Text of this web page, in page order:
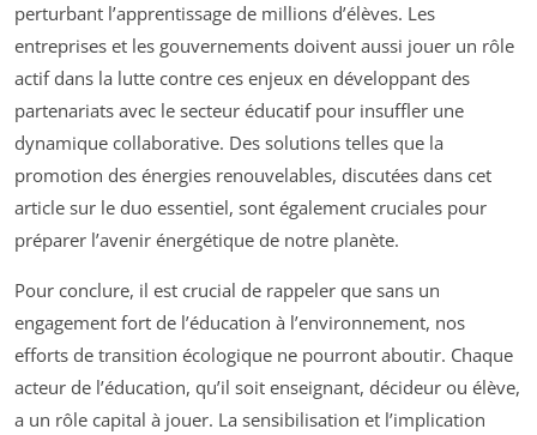
perturbant l’apprentissage de millions d’élèves. Les
entreprises et les gouvernements doivent aussi jouer un rôle
actif dans la lutte contre ces enjeux en développant des
partenariats avec le secteur éducatif pour insuffler une
dynamique collaborative. Des solutions telles que la
promotion des énergies renouvelables, discutées dans cet
article sur le duo essentiel, sont également cruciales pour
préparer l’avenir énergétique de notre planète.
Pour conclure, il est crucial de rappeler que sans un
engagement fort de l’éducation à l’environnement, nos
efforts de transition écologique ne pourront aboutir. Chaque
acteur de l’éducation, qu’il soit enseignant, décideur ou élève,
a un rôle capital à jouer. La sensibilisation et l’implication